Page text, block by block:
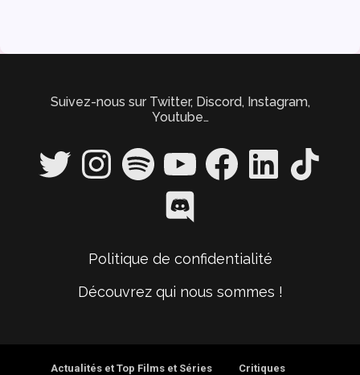
Suivez-nous sur Twitter, Discord, Instagram,
Youtube…
Twitter InstagramSpotify YouTube FacebookLinkedIn TikTok
Discord
Politique de confidentialité
Découvrez qui nous sommes !
Actualités et Top Films et Séries Critiques